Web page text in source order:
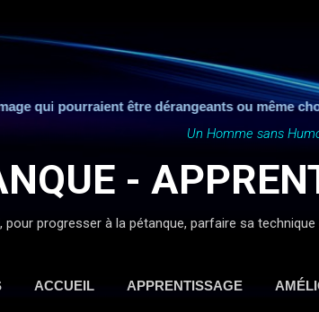
pourraient être dérangeants ou même
Un Homme sans
-
pour progresser à la pétanque, parfaire sa
ACCUEIL APPRENTISSAGE